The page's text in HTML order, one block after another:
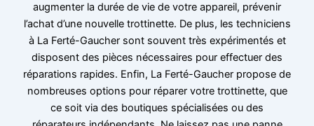
augmenter la durée de vie de votre appareil, prévenir
l’achat d’une nouvelle trottinette. De plus, les techniciens
à La Ferté-Gaucher sont souvent très expérimentés et
disposent des pièces nécessaires pour effectuer des
réparations rapides. Enfin, La Ferté-Gaucher propose de
nombreuses options pour réparer votre trottinette, que
ce soit via des boutiques spécialisées ou des